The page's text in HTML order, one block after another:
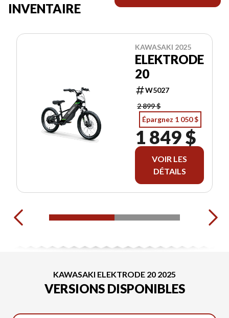
INVENTAIRE
KAWASAKI 2025
ELEKTRODE
20
W5027
2 899 $
Épargnez 1 050 $
1 849 $
VOIR LES
DÉTAILS
KAWASAKI ELEKTRODE 20 2025
VERSIONS DISPONIBLES